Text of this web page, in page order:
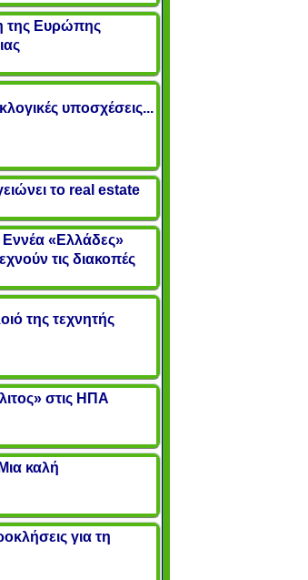
της Ευρώπης
υποσχέσεις...
το real estate
«Ελλάδες»
τις διακοπές
της τεχνητής
στις ΗΠΑ
καλή
για τη